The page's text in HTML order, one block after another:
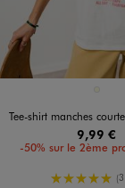
Tee-shirt manches courtes oversize
9,99 €
-50% sur le 2ème
5/5 de